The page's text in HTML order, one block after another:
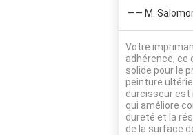
—— M.
Votre
adhérence, ce
solide pour le
peinture
durcisseur est
qui améliore
dureté et la
de la surface